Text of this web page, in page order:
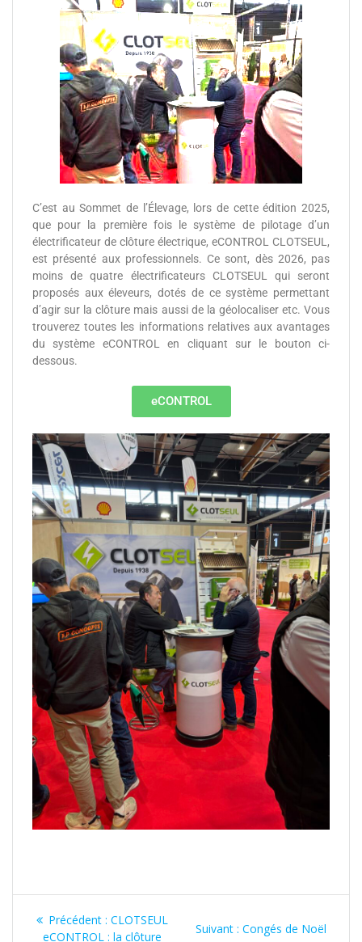
C’est au Sommet de l’Élevage, lors de cette édition 2025,
que pour la première fois le système de pilotage d’un
électrificateur de clôture électrique, eCONTROL CLOTSEUL,
est présenté aux professionnels. Ce sont, dès 2026, pas
moins de quatre électrificateurs CLOTSEUL qui seront
proposés aux éleveurs, dotés de ce système permettant
d’agir sur la clôture mais aussi de la géolocaliser etc. Vous
trouverez toutes les informations relatives aux avantages
du système eCONTROL en cliquant sur le bouton ci-
dessous.
eCONTROL
Précédent : CLOTSEUL
eCONTROL : la clôture
Suivant : Congés de Noël